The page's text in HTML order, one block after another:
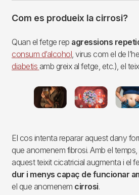
Com es produeix la cirrosi?
Quan el fetge rep agressions
consum d’alcohol , virus com el de
diabetis amb greix al fetge, etc.), el
Imagen
El cos intenta reparar aquest dany
que anomenem fibrosi. Amb el
aquest teixit cicatricial augmenta i el
dur i menys capaç de funcionar
el que anomenem cirrosi.